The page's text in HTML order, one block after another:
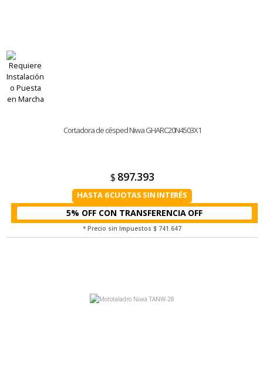
Cortadora de césped Niwa GHARC20N4503X1
$ 897.393
HASTA 6 CUOTAS SIN INTERÉS
5% OFF CON TRANSFERENCIA
* Precio sin Impuestos $ 741.647